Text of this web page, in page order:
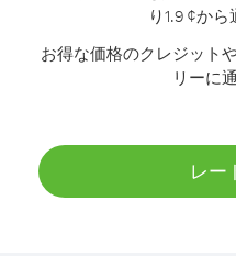
り1.9 ¢から
お得な価格のクレジット
リーに
レー